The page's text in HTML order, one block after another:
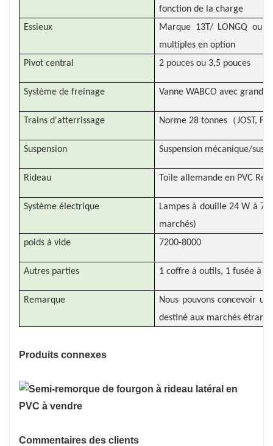
fonction de la charge
Essieux
Marque 13T/ LONGQ ou
multiples en option
Pivot central
2 pouces ou 3,5 pouces
Système de freinage Vanne WABCO avec grande
Trains d'atterrissage Norme 28 tonnes （JOST,
Suspension Suspension mécanique/
Rideau Toile allemande en PVC
Système électrique
Lampes à douille 24 W à 7
marchés)
poids à vide
7200-8000
Autres parties 1 coffre à outils, 1 fusée à
Remarque
Nous pouvons concevoir
destiné aux marchés
Produits connexes
Commentaires des clients